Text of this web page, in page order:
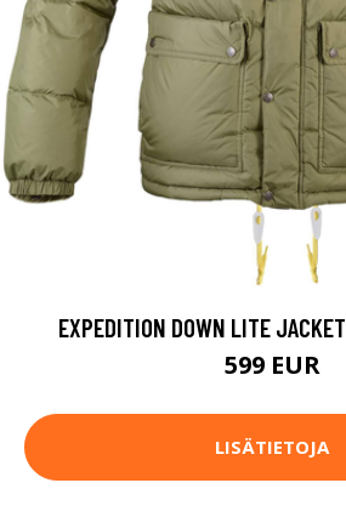
EXPEDITION DOWN LITE
599 EUR
LISÄTIETOJA